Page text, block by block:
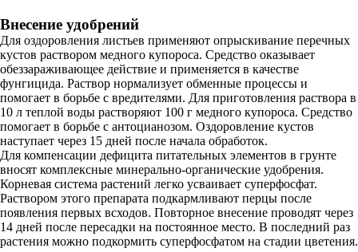
Внесение удобрений
Для оздоровления листьев применяют опрыскивание перечных
кустов раствором медного купороса. Средство оказывает
обеззараживающее действие и применяется в качестве
фунгицида. Раствор нормализует обменные процессы и
помогает в борьбе с вредителями. Для приготовления раствора в
10 л теплой воды растворяют 100 г медного купороса. Средство
помогает в борьбе с антоцианозом. Оздоровление кустов
наступает через 15 дней после начала обработок.
Для компенсации дефицита питательных элементов в грунте
вносят комплексные минерально-органические удобрения.
Корневая система растений легко усваивает суперфосфат.
Раствором этого препарата подкармливают перцы после
появления первых всходов. Повторное внесение проводят через
14 дней после пересадки на постоянное место. В последний раз
растения можно подкормить суперфосфатом на стадии цветения.